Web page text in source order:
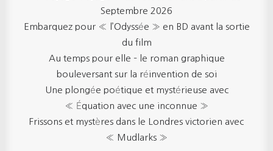
Septembre 2026
Embarquez pour « l’Odyssée » en BD avant la sortie
du film
Au temps pour elle – le roman graphique
bouleversant sur la réinvention de soi
Une plongée poétique et mystérieuse avec
« Équation avec une inconnue »
Frissons et mystères dans le Londres victorien avec
« Mudlarks »